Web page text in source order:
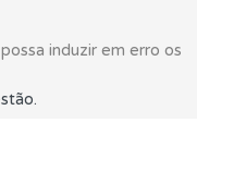
induzir em erro os